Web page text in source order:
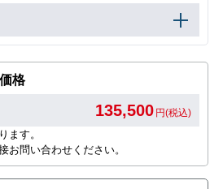
格
135,500 円(税込)
ます。
お問い合わせください。